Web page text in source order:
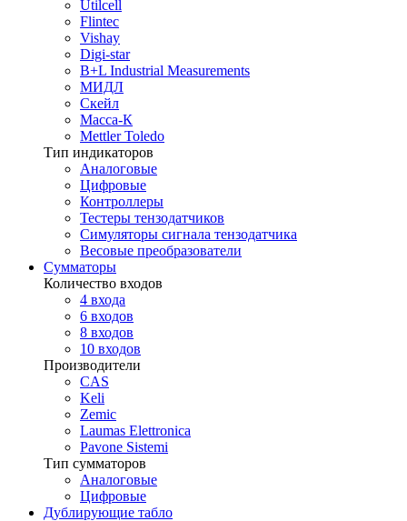
Utilcell
Flintec
Vishay
Digi-star
B+L Industrial Measurements
МИДЛ
Скейл
Масса-К
Mettler Toledo
Тип индикаторов
Аналоговые
Цифровые
Контроллеры
Тестеры тензодатчиков
Симуляторы сигнала тензодатчика
Весовые преобразователи
Сумматоры
Количество входов
4 входа
6 входов
8 входов
10 входов
Производители
CAS
Keli
Zemic
Laumas Elettronica
Pavone Sistemi
Тип сумматоров
Аналоговые
Цифровые
Дублирующие табло